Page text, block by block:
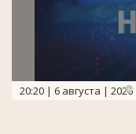
20:20 | 6 августа | 2026